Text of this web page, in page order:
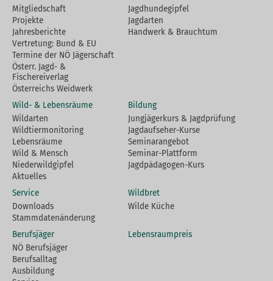
Mitgliedschaft
Projekte
Jahresberichte
Vertretung: Bund & EU
Termine der NÖ Jägerschaft
Österr. Jagd- &
Fischereiverlag
Österreichs Weidwerk
Jagdhundegipfel
Jagdarten
Handwerk & Brauchtum
Wild- & Lebensräume
Wildarten
Wildtiermonitoring
Lebensräume
Wild & Mensch
Niederwildgipfel
Aktuelles
Bildung
Jungjägerkurs & Jagdprüfung
Jagdaufseher-Kurse
Seminarangebot
Seminar-Plattform
Jagdpädagogen-Kurs
Service
Downloads
Stammdatenänderung
Wildbret
Wilde Küche
Berufsjäger
NÖ Berufsjäger
Berufsalltag
Ausbildung
Lebensraumpreis